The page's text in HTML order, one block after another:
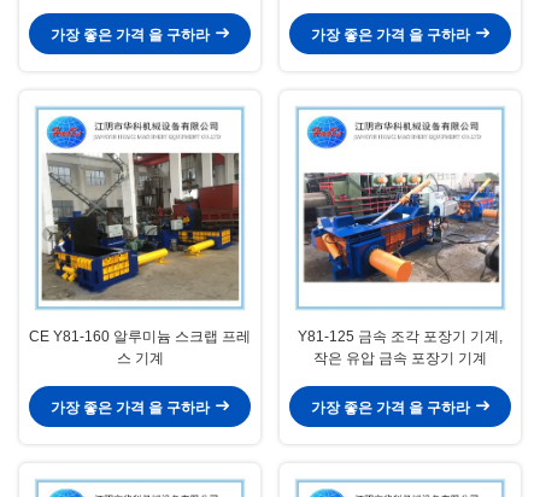
가장 좋은 가격 을 구하라 가장 좋은 가격 을 구하라
CE Y81-160 알루미늄 스크랩 프레
스 기계
가장 좋은 가격 을 구하라
Y81-125 금속 조각 포장기 기계,
작은 유압 금속 포장기 기계
가장 좋은 가격 을 구하라